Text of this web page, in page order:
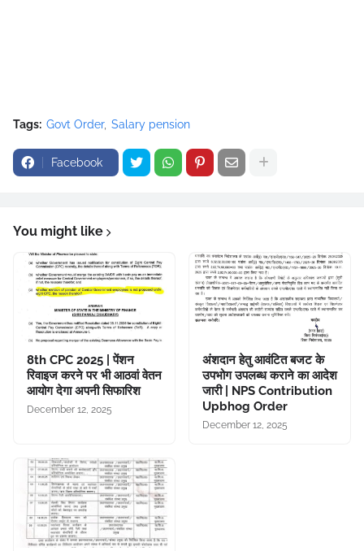
Tags: Govt Order Salary pension
Facebook
You might like
8th CPC 2025 | पेंशन
रिवाइज करने पर भी आठवां वेतन
आयोग देगा अपनी सिफारिश
December 12, 2025
अंशदान हेतु आवंटित बजट के
उपभोग उपलब्ध कराने का आदेश
जारी | NPS Contribution
Upbhog Order
December 12, 2025